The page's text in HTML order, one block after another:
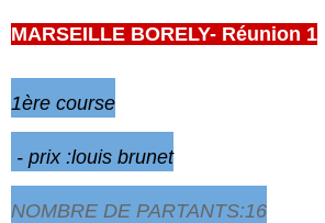
MARSEILLE BORELY- Réunion 1
1ère course
- prix :louis brunet
NOMBRE DE PARTANTS:16